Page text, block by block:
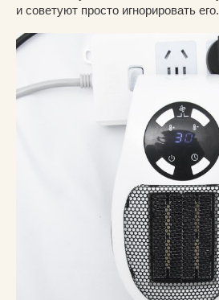
и советуют просто игнорировать его.